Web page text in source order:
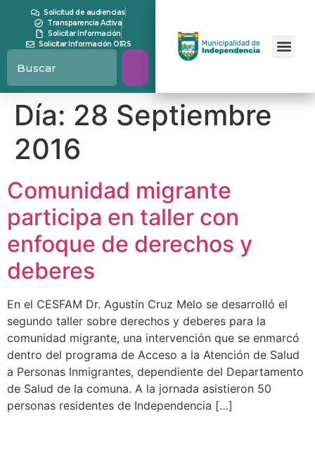
contenidoSolicitud de audiencias
Transparencia Activa
Solicitar Información
Solicitar Información OIRS
Día: 28 Septiembre
2016
Comunidad migrante
participa en taller con
enfoque de derechos y
deberes
En el CESFAM Dr. Agustín Cruz Melo se desarrolló el
segundo taller sobre derechos y deberes para la
comunidad migrante, una intervención que se enmarcó
dentro del programa de Acceso a la Atención de Salud
a Personas Inmigrantes, dependiente del Departamento
de Salud de la comuna. A la jornada asistieron 50
personas residentes de Independencia […]